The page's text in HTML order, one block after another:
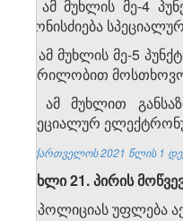
5. ამ მუხლის მე-4
ღონისძიება
6. ამ მუხლის მე-5
წერილობით
7. ამ მუხლით
სპეციალურ
საქართველოს 2021 წლის 1
მუხლი 21. პირის
1. პოლიციას უფლება